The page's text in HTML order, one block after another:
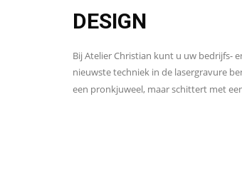
DESIGN
Bij Atelier Christian kunt u uw bedrijfs-
nieuwste techniek in de lasergravure
een pronkjuweel, maar schittert met